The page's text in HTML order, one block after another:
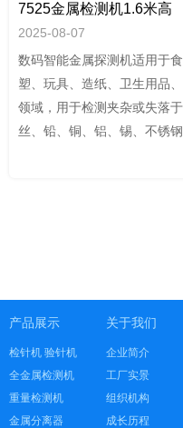
7525金属检测机1.6米高
2025-08-07
数码智能金属探测机适用于
塑、玩具、造纸、卫生用品
领域，用于检测夹杂或失落
丝、铅、铜、铝、锡、不锈
产品展示
检针机 验针机
全金属检测机
重量检测机
金属分离器
关于我们
企业简介
工厂实景
组织机构
成长历程